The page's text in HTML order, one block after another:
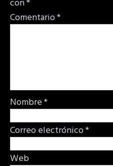
con*
Comentario*
Nombre*
Correo electrónico*
Web